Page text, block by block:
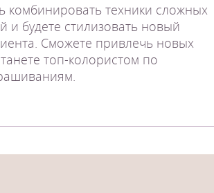
комбинировать техники сложных
и будете стилизовать новый
Сможете привлечь новых
топ-колористом по